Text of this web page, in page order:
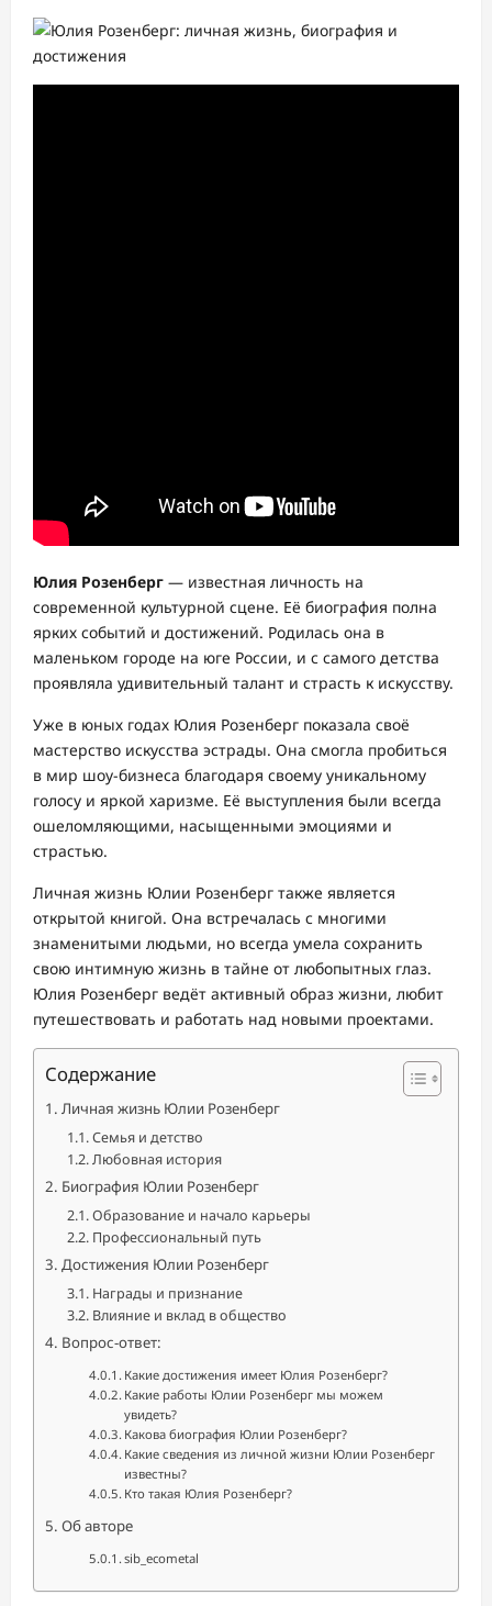
Юлия Розенберг — известная личность на
современной культурной сцене. Её биография полна
ярких событий и достижений. Родилась она в
маленьком городе на юге России, и с самого детства
проявляла удивительный талант и страсть к искусству.
Уже в юных годах Юлия Розенберг показала своё
мастерство искусства эстрады. Она смогла пробиться
в мир шоу-бизнеса благодаря своему уникальному
голосу и яркой харизме. Её выступления были всегда
ошеломляющими, насыщенными эмоциями и
страстью.
Личная жизнь Юлии Розенберг также является
открытой книгой. Она встречалась с многими
знаменитыми людьми, но всегда умела сохранить
свою интимную жизнь в тайне от любопытных глаз.
Юлия Розенберг ведёт активный образ жизни, любит
путешествовать и работать над новыми проектами.
Содержание
Личная жизнь Юлии Розенберг
Семья и детство
Любовная история
Биография Юлии Розенберг
Образование и начало карьеры
Профессиональный путь
Достижения Юлии Розенберг
Награды и признание
Влияние и вклад в общество
Вопрос-ответ:
Какие достижения имеет Юлия Розенберг?
Какие работы Юлии Розенберг мы можем
увидеть?
Какова биография Юлии Розенберг?
Какие сведения из личной жизни Юлии Розенберг
известны?
Кто такая Юлия Розенберг?
Об авторе
sib_ecometal